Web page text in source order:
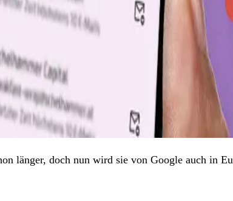
länger, doch nun wird sie von Google auch in